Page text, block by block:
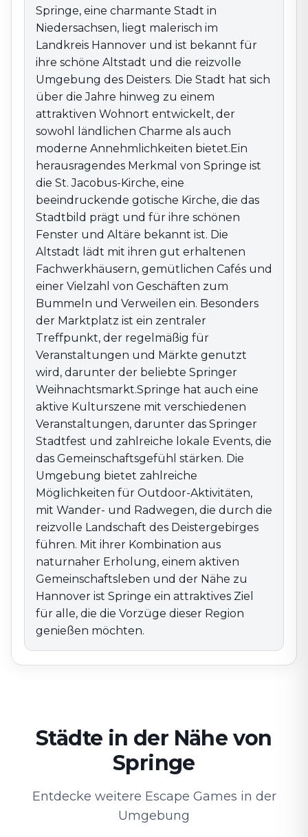
von Springe ist die St. Jacobus-Kirche, eine
beeindruckende gotische Kirche, die das Stadtbild
prägt und für ihre schönen Fenster und Altäre bekannt
ist. Die Altstadt lädt mit ihren gut erhaltenen
Fachwerkhäusern, gemütlichen Cafés und einer
Vielzahl von Geschäften zum Bummeln und Verweilen
ein. Besonders der Marktplatz ist ein zentraler
Treffpunkt, der regelmäßig für Veranstaltungen und
Märkte genutzt wird, darunter der beliebte Springer
Weihnachtsmarkt.Springe hat auch eine aktive
Kulturszene mit verschiedenen Veranstaltungen,
darunter das Springer Stadtfest und zahlreiche lokale
Events, die das Gemeinschaftsgefühl stärken. Die
Umgebung bietet zahlreiche Möglichkeiten für
Outdoor-Aktivitäten, mit Wander- und Radwegen, die
durch die reizvolle Landschaft des Deistergebirges
führen. Mit ihrer Kombination aus naturnaher
Erholung, einem aktiven Gemeinschaftsleben und der
Nähe zu Hannover ist Springe ein attraktives Ziel für
alle, die die Vorzüge dieser Region genießen
möchten.
Springe, eine charmante Stadt in
Niedersachsen, liegt malerisch im
Landkreis Hannover und ist bekannt für
ihre schöne Altstadt und die reizvolle
Umgebung des Deisters. Die Stadt hat sich
über die Jahre hinweg zu einem
attraktiven Wohnort entwickelt, der
sowohl ländlichen Charme als auch
moderne Annehmlichkeiten bietet.Ein
herausragendes Merkmal von Springe ist
die St. Jacobus-Kirche, eine
beeindruckende gotische Kirche, die das
Stadtbild prägt und für ihre schönen
Fenster und Altäre bekannt ist. Die
Altstadt lädt mit ihren gut erhaltenen
Fachwerkhäusern, gemütlichen Cafés und
einer Vielzahl von Geschäften zum
Bummeln und Verweilen ein. Besonders
der Marktplatz ist ein zentraler
Treffpunkt, der regelmäßig für
Veranstaltungen und Märkte genutzt
wird, darunter der beliebte Springer
Weihnachtsmarkt.Springe hat auch eine
aktive Kulturszene mit verschiedenen
Veranstaltungen, darunter das Springer
Stadtfest und zahlreiche lokale Events, die
das Gemeinschaftsgefühl stärken. Die
Umgebung bietet zahlreiche
Möglichkeiten für Outdoor-Aktivitäten,
mit Wander- und Radwegen, die durch die
reizvolle Landschaft des Deistergebirges
führen. Mit ihrer Kombination aus
naturnaher Erholung, einem aktiven
Gemeinschaftsleben und der Nähe zu
Hannover ist Springe ein attraktives Ziel
für alle, die die Vorzüge dieser Region
genießen möchten.
Städte in der Nähe von
Springe
Entdecke weitere Escape Games in der
Umgebung